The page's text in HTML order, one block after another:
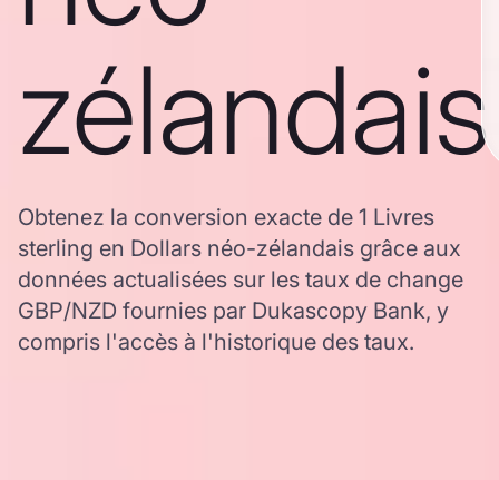
zélandais
Obtenez la conversion exacte de 1 Livres
sterling en Dollars néo-zélandais grâce aux
données actualisées sur les taux de change
GBP/NZD fournies par Dukascopy Bank, y
compris l'accès à l'historique des taux.